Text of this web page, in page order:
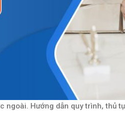
ngoài. Hướng dẫn quy trình, thủ